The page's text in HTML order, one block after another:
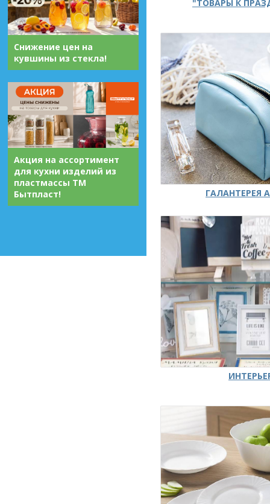
Снижение цен на
кувшины из стекла!
Акция на ассортимент
для кухни изделий из
пластмассы ТМ
Бытпласт!
"ТОВАРЫ К
ГАЛАНТЕРЕЯ